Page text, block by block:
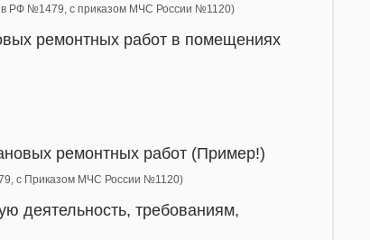
в РФ №1479, с приказом МЧС России №1120)
ремонтных работ в помещениях
ремонтных работ (Пример!)
c Приказом МЧС России №1120)
деятельность, требованиям,